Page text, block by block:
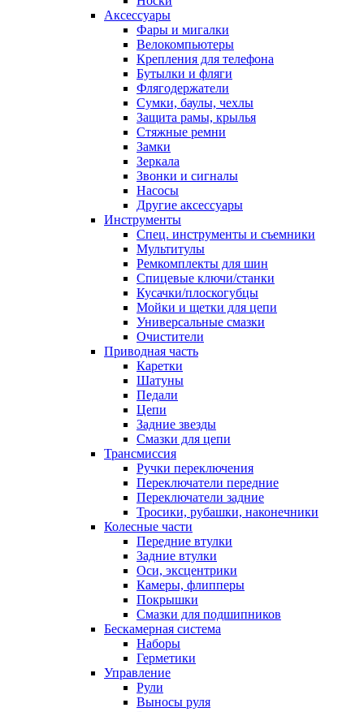
Аксессуары
Фары и мигалки
Велокомпьютеры
Крепления для телефона
Бутылки и фляги
Флягодержатели
Сумки, баулы, чехлы
Защита рамы, крылья
Стяжные ремни
Замки
Зеркала
Звонки и сигналы
Насосы
Другие аксессуары
Инструменты
Спец. инструменты и съемники
Мультитулы
Ремкомплекты для шин
Спицевые ключи/станки
Кусачки/плоскогубцы
Мойки и щетки для цепи
Универсальные смазки
Очистители
Приводная часть
Каретки
Шатуны
Педали
Цепи
Задние звезды
Смазки для цепи
Трансмиссия
Ручки переключения
Переключатели передние
Переключатели задние
Тросики, рубашки, наконечники
Колесные части
Передние втулки
Задние втулки
Оси, эксцентрики
Камеры, флипперы
Покрышки
Смазки для подшипников
Бескамерная система
Наборы
Герметики
Управление
Рули
Выносы руля